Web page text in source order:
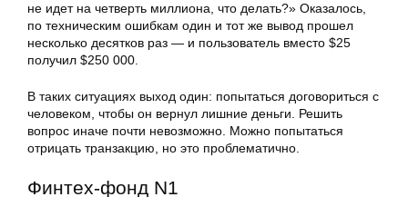
не идет на четверть миллиона, что делать?» Оказалось,
по техническим ошибкам один и тот же вывод прошел
несколько десятков раз — и пользователь вместо $25
получил $250 000.
В таких ситуациях выход один: попытаться договориться с
человеком, чтобы он вернул лишние деньги. Решить
вопрос иначе почти невозможно. Можно попытаться
отрицать транзакцию, но это проблематично.
Финтех-фонд N1